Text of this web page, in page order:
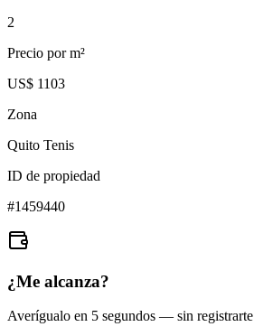
2
Precio por m²
US$ 1103
Zona
Quito Tenis
ID de propiedad
#1459440
¿Me alcanza?
Averígualo en 5 segundos — sin registrarte